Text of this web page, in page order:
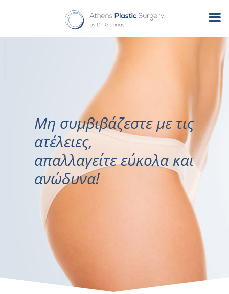
Μη συμβιβάζεστε με τις
ατέλειες,
απαλλαγείτε εύκολα και
ανώδυνα!